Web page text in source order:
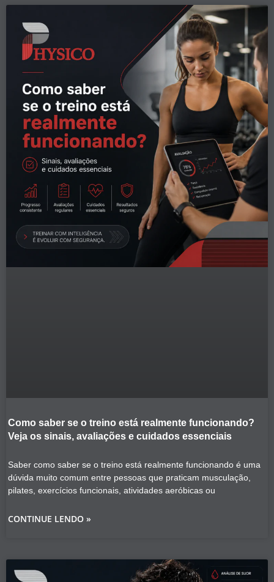
Como saber se o treino está realmente funcionando?
Veja os sinais, avaliações e cuidados essenciais
Saber como saber se o treino está realmente funcionando é uma
dúvida muito comum entre pessoas que praticam musculação,
pilates, exercícios funcionais, atividades aeróbicas ou
CONTINUE LENDO »